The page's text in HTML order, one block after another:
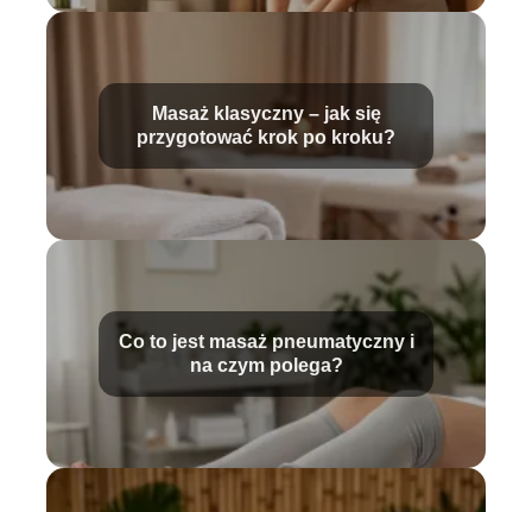
Masaż klasyczny – jak się
przygotować krok po kroku?
Co to jest masaż pneumatyczny i
na czym polega?